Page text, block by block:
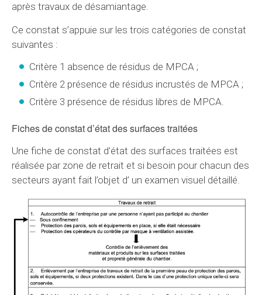
après travaux de désamiantage.
Ce constat s’appuie sur les trois catégories de constat
suivantes :
Critère 1 absence de résidus de MPCA ;
Critère 2 présence de résidus incrustés de MPCA ;
Critère 3 présence de résidus libres de MPCA.
Fiches de constat d’état des surfaces traitées
Une fiche de constat d’état des surfaces traitées est
réalisée par zone de retrait et si besoin pour chacun des
secteurs ayant fait l’objet d’ un examen visuel détaillé.